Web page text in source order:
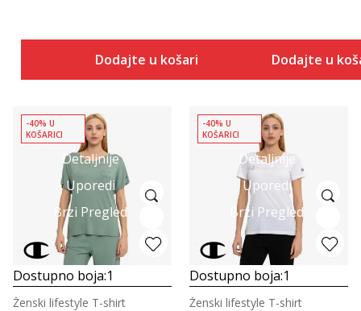
Dodajte u košaricu Dodajte u
Detaljnije
Uporedi
Brzi Pregled
-40% U
KOŠARICI
Dostupno boja:1
Ženski lifestyle T-shirt
Detaljnije
Uporedi
Brzi Pregled
-40% U
KOŠARICI
Dostupno boja:1
Ženski lifestyle T-shirt